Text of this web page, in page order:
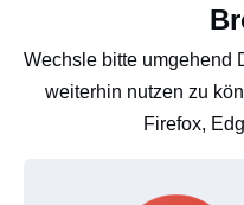
Wechsle bitte umgehend
weiterhin nutzen zu
Firefox,